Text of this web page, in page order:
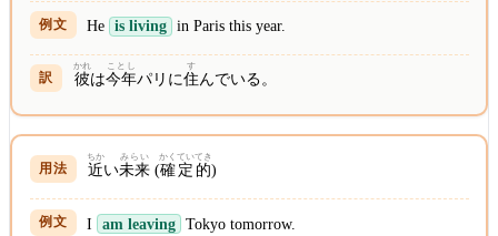
He is living in Paris this year.
彼
かれ
は今年
ことし
パリに住
す
んでいる。
近
ちか
い未来
みらい
(確定
かくてい
的
てき
)
I am leaving Tokyo tomorrow.